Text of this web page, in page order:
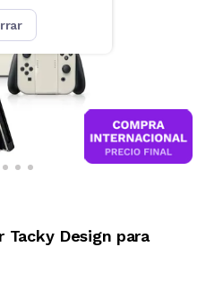
Tacky Design para